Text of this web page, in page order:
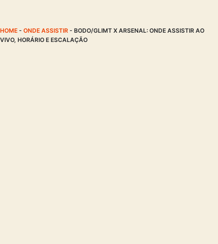
HOME - ONDE ASSISTIR - BODO/GLIMT X ARSENAL: ONDE ASSISTIR AO
VIVO, HORÁRIO E ESCALAÇÃO